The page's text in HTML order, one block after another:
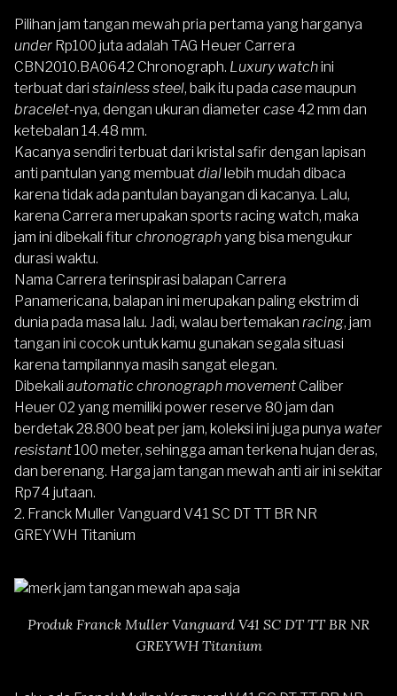
Pilihan jam tangan mewah pria pertama yang harganya
under Rp100 juta adalah TAG Heuer Carrera
CBN2010.BA0642 Chronograph. Luxury watchini
terbuat dari stainless steel, baik itu pada casemaupun
bracelet-nya, dengan ukuran diameter case 42 mm dan
ketebalan 14.48 mm.
Kacanya sendiri terbuat dari kristal safir dengan lapisan
anti pantulan yang membuatdial lebih mudah dibaca
karena tidak ada pantulan bayangan di kacanya. Lalu,
karena Carrera merupakan sports racing watch, maka
jam ini dibekali fitur chronographyang bisa mengukur
durasi waktu.
Nama Carrera terinspirasi balapan Carrera
Panamericana, balapan ini merupakan paling ekstrim di
dunia pada masa lalu. Jadi, walau bertemakan racing, jam
tangan ini cocok untuk kamu gunakan segala situasi
karena tampilannya masih sangat elegan.
Dibekali automatic chronograph movementCaliber
Heuer 02 yang memiliki power reserve 80 jam dan
berdetak 28.800 beat per jam, koleksi ini juga punya water
resistant100 meter, sehingga aman terkena hujan deras,
dan berenang. Harga jam tangan mewah anti air ini sekitar
Rp74 jutaan.
2. Franck Muller Vanguard V41 SC DT TT BR NR
GREYWH Titanium
Produk Franck Muller Vanguard V41 SC DT TT BR NR
GREYWH Titanium